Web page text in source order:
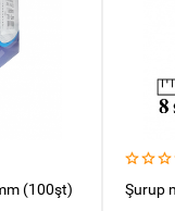
(100şt) Şurup